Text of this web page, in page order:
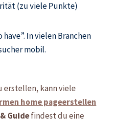
(zu viele Punkte)
In vielen Branchen
mobil.
erstellen, kann viele
home pageerstellen
Guidefindest du eine